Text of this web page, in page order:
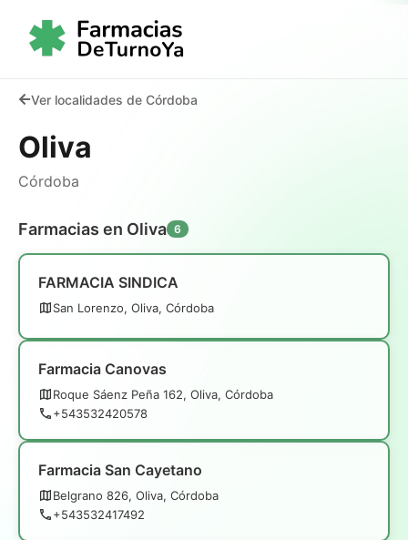
Ver localidades de Córdoba
Oliva
Córdoba
Farmacias en Oliva 6
FARMACIA SINDICA
San Lorenzo, Oliva, Córdoba
Farmacia Canovas
Roque Sáenz Peña 162, Oliva, Córdoba
+543532420578
Farmacia San Cayetano
Belgrano 826, Oliva, Córdoba
+543532417492